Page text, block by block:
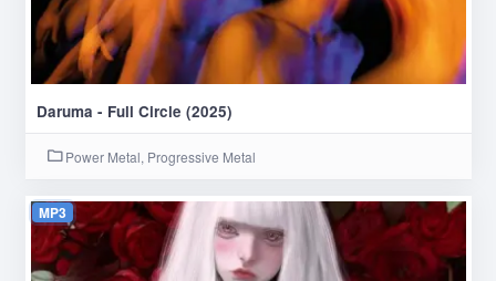
Daruma - Full Circle (2025)
Power Metal, Progressive Metal
MP3